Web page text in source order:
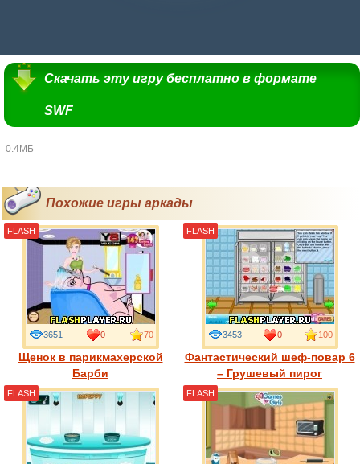
Скачать эту игру бесплатно в формате
SWF
0.4МБ
Похожие игры аркады
Щенок в парикмахерской
Барби
3651 0 70
FLASH
Фантастический шеф-повар 6
– Грушевый пирог
3453 0 100
FLASH
FLASH FLASH